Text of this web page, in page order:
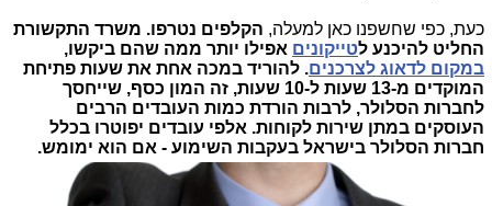
כעת, כפי שחשפנו כאן למעלה, הקלפים נטרפו. משרד התקשורת
החליט להיכנע לטייקונים אפילו יותר ממה שהם ביקשו,
במקום לדאוג לצרכנים. להוריד במכה אחת את שעות פתיחת
המוקדים מ-13 שעות ל-10 שעות, זה המון כסף, שייחסך
לחברות הסלולר, לרבות הורדת כמות העובדים הרבים
העוסקים במתן שירות לקוחות. אלפי עובדים יפוטרו בכלל
חברות הסלולר בישראל בעקבות השימוע - אם הוא ימומש.